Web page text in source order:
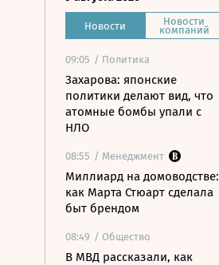
Новости Новости
компаний
09:05 / Политика
Захарова: японские
политики делают вид, что
атомные бомбы упали с
НЛО
08:55 / Менеджмент
Миллиард на домоводстве:
как Марта Стюарт сделала
быт брендом
08:49 / Общество
В МВД рассказали, как